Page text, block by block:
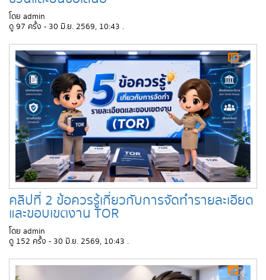
โดย admin
ดู 97 ครั้ง - 30 มิ.ย. 2569, 10:43 .
คลิปที่ 2 ข้อควรรู้เกี่ยวกับการจัดทำรายละเอียด
และขอบเขตงาน TOR
โดย admin
ดู 152 ครั้ง - 30 มิ.ย. 2569, 10:43 .